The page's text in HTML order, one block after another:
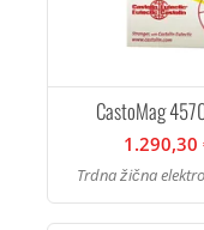
CastoMag
1.290,30
Trdna žična